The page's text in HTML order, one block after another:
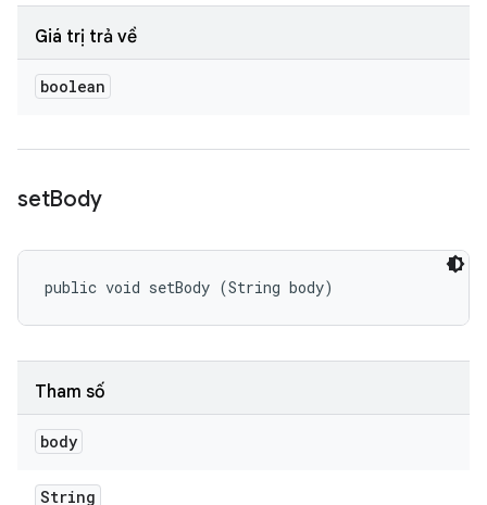
Giá trị trả về
boolean
setBody
public void setBody (String body)
Tham số
body
String